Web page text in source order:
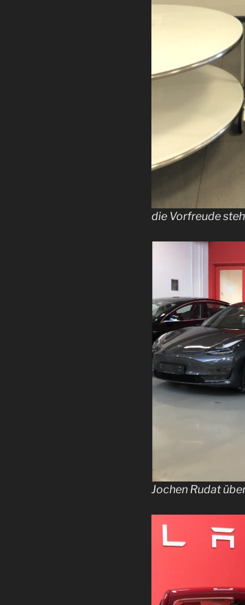
die Vorfreude
Jochen Rudat